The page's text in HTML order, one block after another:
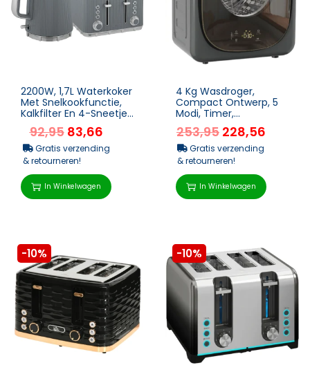
2200W, 1,7L Waterkoker
Met Snelkookfunctie,
Kalkfilter En 4-Sneetjes
Broodrooster Met 7
Bruiningsniv...
92,95 83,66
Gratis verzending
& retourneren!
In Winkelwagen
4 Kg Wasdroger,
Compact Ontwerp, 5
Modi, Timer,
Grijs+Zwart
253,95 228,56
Gratis verzending
& retourneren!
In Winkelwagen
-10% -10%